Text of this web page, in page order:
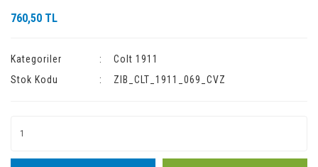
760,50 TL
Kategoriler
Colt 1911
Stok Kodu
ZIB_CLT_1911_069_CVZ